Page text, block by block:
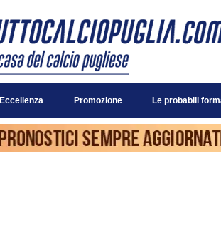
Eccellenza Promozione Le probabili